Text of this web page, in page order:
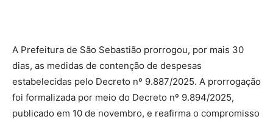
A Prefeitura de São Sebastião prorrogou, por mais 30
dias, as medidas de contenção de despesas
estabelecidas pelo Decreto nº 9.887/2025. A prorrogação
foi formalizada por meio do Decreto nº 9.894/2025,
publicado em 10 de novembro, e reafirma o compromisso